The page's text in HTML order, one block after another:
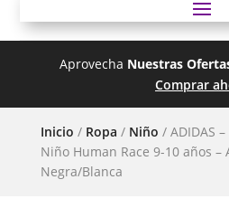
Aprovecha Nuestras
Comprar
Inicio / Ropa / Niño / ADIDAS
Niño Human Race 9-10 años –
Negra/Blanca